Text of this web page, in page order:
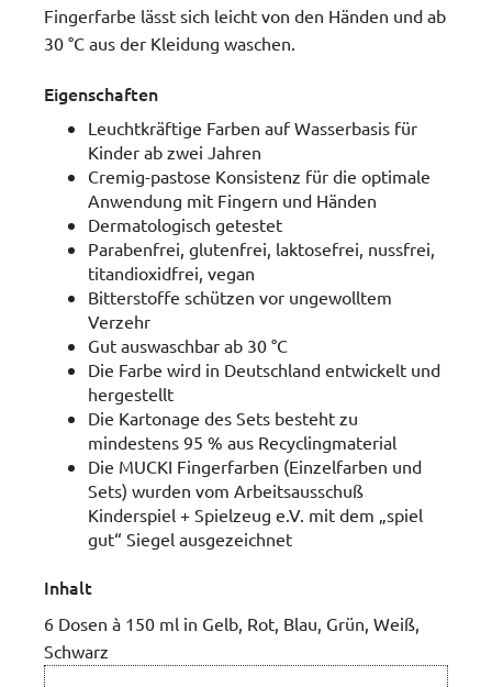
Fingerfarbe lässt sich leicht von den Händen und ab
30 °C aus der Kleidung waschen.
Eigenschaften
Leuchtkräftige Farben auf Wasserbasis für
Kinder ab zwei Jahren
Cremig-pastose Konsistenz für die optimale
Anwendung mit Fingern und Händen
Dermatologisch getestet
Parabenfrei, glutenfrei, laktosefrei, nussfrei,
titandioxidfrei, vegan
Bitterstoffe schützen vor ungewolltem
Verzehr
Gut auswaschbar ab 30 °C
Die Farbe wird in Deutschland entwickelt und
hergestellt
Die Kartonage des Sets besteht zu
mindestens 95 % aus Recyclingmaterial
Die MUCKI Fingerfarben (Einzelfarben und
Sets) wurden vom Arbeitsausschuß
Kinderspiel + Spielzeug e.V. mit dem „spiel
gut“ Siegel ausgezeichnet
Inhalt
6 Dosen à 150 ml in Gelb, Rot, Blau, Grün, Weiß,
Schwarz